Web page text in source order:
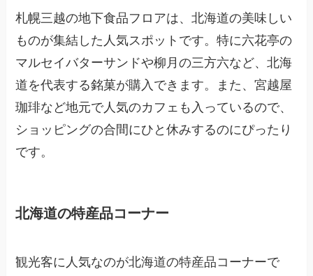
札幌三越の地下食品フロアは、北海道の美味しい
ものが集結した人気スポットです。特に六花亭の
マルセイバターサンドや柳月の三方六など、北海
道を代表する銘菓が購入できます。また、宮越屋
珈琲など地元で人気のカフェも入っているので、
ショッピングの合間にひと休みするのにぴったり
です。
北海道の特産品コーナー
観光客に人気なのが北海道の特産品コーナーで